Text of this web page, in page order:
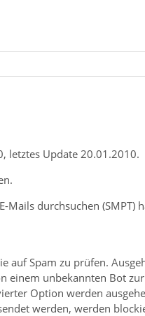
letztes Update 20.01.2010.
durchsuchen (SMPT)
auf Spam zu prüfen.
einem unbekannten Bot
Option werden
werden, werden